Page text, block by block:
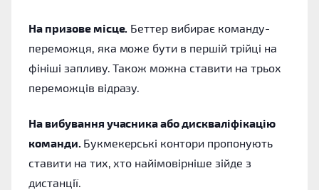
На призове місце. Беттер вибирає команду-
переможця, яка може бути в першій трійці на
фініші запливу. Також можна ставити на трьох
переможців відразу.
На вибування учасника або дискваліфікацію
команди. Букмекерські контори пропонують
ставити на тих, хто найімовірніше зійде з
дистанції.